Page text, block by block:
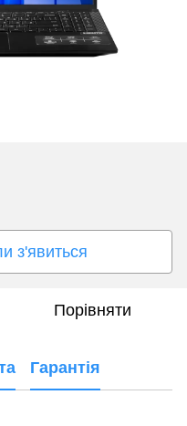
з'явиться
Порівняти
Гарантія